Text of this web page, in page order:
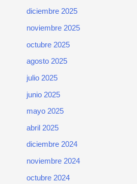
diciembre 2025
noviembre 2025
octubre 2025
agosto 2025
julio 2025
junio 2025
mayo 2025
abril 2025
diciembre 2024
noviembre 2024
octubre 2024